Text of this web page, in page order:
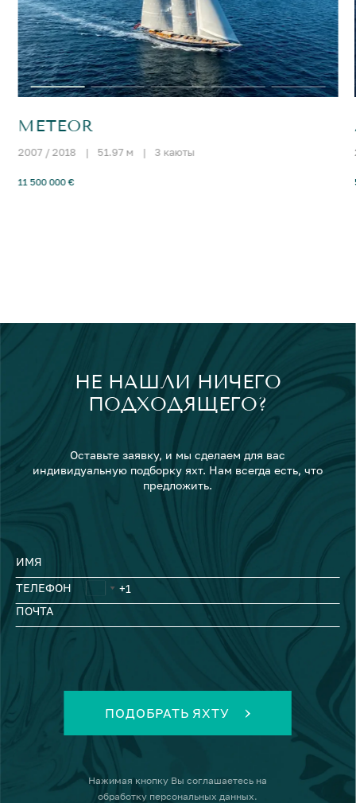
METEOR
2007 / 2018 | 51.97 м | 3 каюты
11 500 000 €
НЕ НАШЛИ НИЧЕГО
ПОДХОДЯЩЕГО?
Оставьте заявку, и мы сделаем для вас
индивидуальную подборку яхт. Нам всегда есть, что
предложить.
ИМЯ
ТЕЛЕФОН
ПОЧТА
ПОДОБРАТЬ ЯХТУ
Нажимая кнопку Вы соглашаетесь на
обработку персональных данных.